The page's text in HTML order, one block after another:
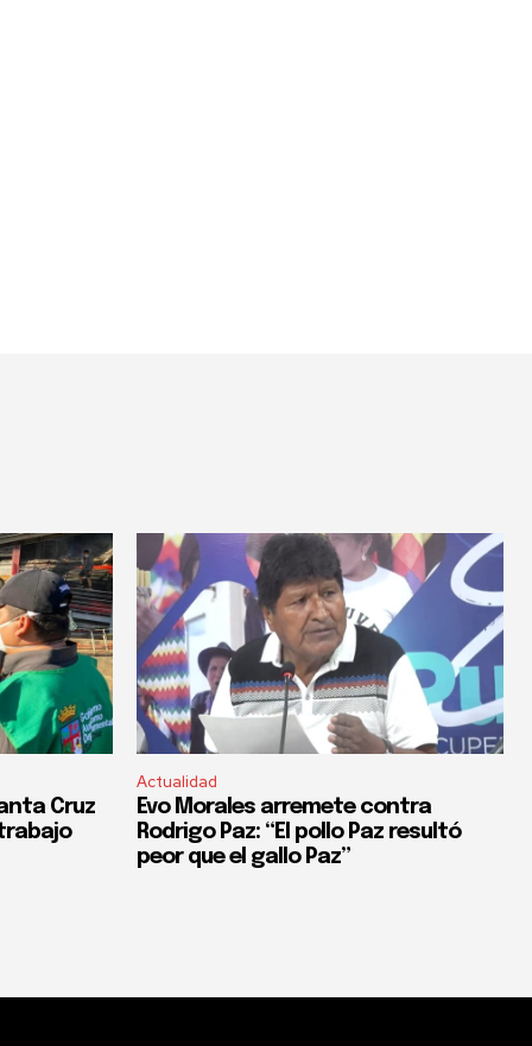
Cruz
Actualidad
Evo Morales arremete contra
Rodrigo Paz: “El pollo Paz resultó
peor que el gallo Paz”